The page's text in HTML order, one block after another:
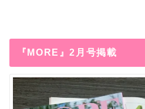
『MORE』2月号掲載